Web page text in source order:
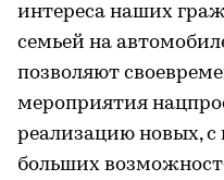
интереса наших
семьей на
позволяют
мероприятия
реализацию новых, с
больших